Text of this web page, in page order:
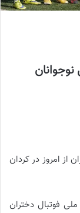
فوتبال زیر 17سال دختران از امروز در کردان
فوتبال دختران